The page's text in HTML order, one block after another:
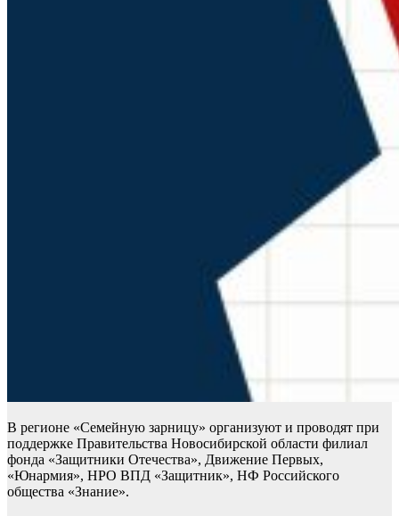
В регионе «Семейную зарницу» организуют и проводят при
поддержке Правительства Новосибирской области филиал
фонда «Защитники Отечества», Движение Первых,
«Юнармия», НРО ВПД «Защитник», НФ Российского
общества «Знание».